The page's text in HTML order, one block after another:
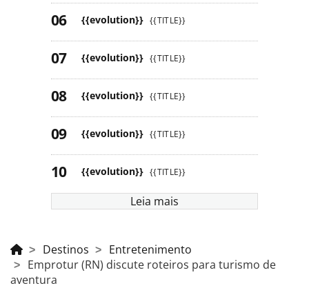
{{evolution}} {{TITLE}}
{{evolution}} {{TITLE}}
{{evolution}} {{TITLE}}
{{evolution}} {{TITLE}}
{{evolution}} {{TITLE}}
Leia mais
Destinos
Entretenimento
Emprotur (RN) discute roteiros para turismo de
aventura